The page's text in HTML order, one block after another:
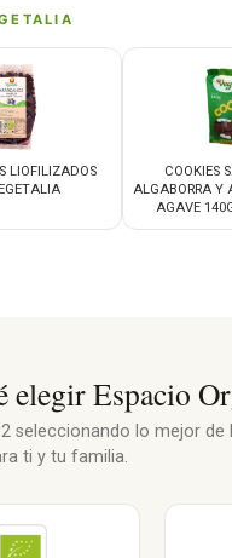
LIOFILIZADOS
COOKIES
ALGABORRA Y
AGAVE
elegir Espacio
seleccionando lo mejor de
ti y tu familia.